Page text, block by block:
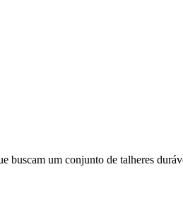
buscam um conjunto de talheres